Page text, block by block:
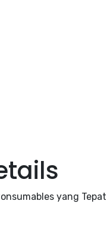
yang Tepat